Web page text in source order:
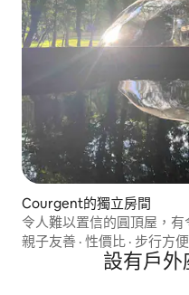
Courgent的獨立房間
令人難以置信的圓頂屋，
親子友善 · 性價比 · 步行方便
設有戶